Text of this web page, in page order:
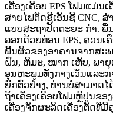
ເຄື່ອງເຄືອບ EPS ໂຟມແມ່
ສາຍໄຟຕັດຊີເອັນຊີ CNC,
ແບບສະຖາປັດຕະຍະ ກຳ. ພື້
ລອກດ້ວຍທ່ອນ EPS, ຄວນເ
ພື້ນຜິວຂອງອາຄານຈາກສະ
ຝົນ, ຫິມະ, ໝາກ ເຫັບ, ພາ
ອຸນຫະພູມທັງກາງເວັນແລະກ
ຍົກຕົວຢ່າງ, ທ່ານບໍ່ສາມາດ
ຖ້າເຄື່ອງເຄືອບໂຟມຫຼືປູນຂອ
ເຄື່ອງຈັກຜະລິດເຄື່ອງຕັດທີ່